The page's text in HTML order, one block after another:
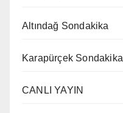
Altındağ Sondakika
Karapürçek Sondakika
CANLI YAYIN